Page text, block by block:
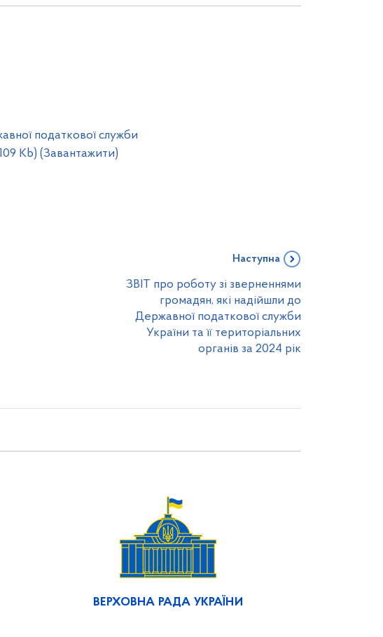
податкової служби
Kb) (Завантажити)
Наступна
ЗВІТ про роботу зі зверненнями
громадян, які надійшли до
Державної податкової служби
України та її територіальних
органів за 2024 рік
ВЕРХОВНА РАДА УКРАЇНИ